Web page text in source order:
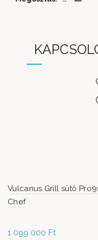
Vulcanus Grill sütő
Chef
1 099 000 Ft